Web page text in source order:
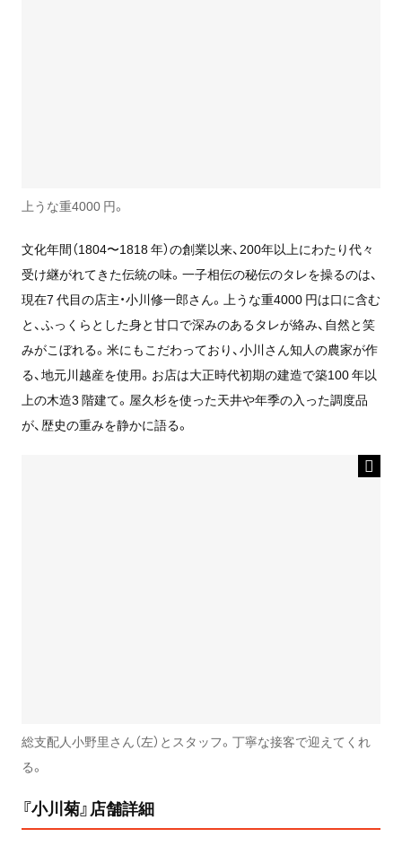
上うな重4000 円。
文化年間（1804〜1818 年）の創業以来、200年以上にわたり代々
受け継がれてきた伝統の味。一子相伝の秘伝のタレを操るのは、
現在7 代目の店主・小川修一郎さん。上うな重4000 円は口に含む
と、ふっくらとした身と甘口で深みのあるタレが絡み、自然と笑
みがこぼれる。米にもこだわっており、小川さん知人の農家が作
る、地元川越産を使用。お店は大正時代初期の建造で築100 年以
上の木造3 階建て。屋久杉を使った天井や年季の入った調度品
が、歴史の重みを静かに語る。
総支配人小野里さん（左）とスタッフ。丁寧な接客で迎えてくれ
る。
『小川菊』店舗詳細